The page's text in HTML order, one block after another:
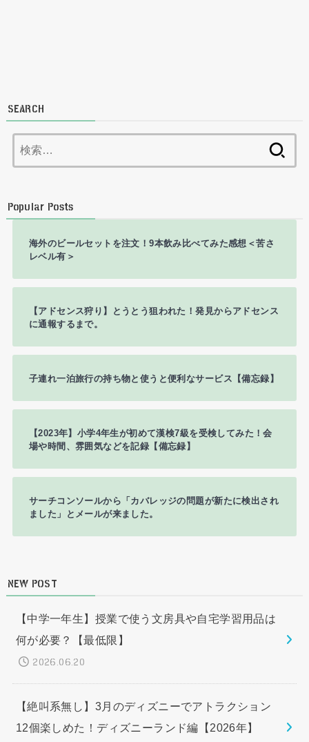
SEARCH
索:
Popular Posts
海外のビールセットを注文！9本飲み比べてみた感想＜苦さ
レベル有＞
【アドセンス狩り】とうとう狙われた！発見からアドセンス
に通報するまで。
子連れ一泊旅行の持ち物と使うと便利なサービス【備忘録】
【2023年】小学4年生が初めて漢検7級を受検してみた！会
場や時間、雰囲気などを記録【備忘録】
サーチコンソールから「カバレッジの問題が新たに検出され
ました」とメールが来ました。
NEW POST
【中学一年生】授業で使う文房具や自宅学習用品は
何が必要？【最低限】
2026.06.20
【絶叫系無し】3月のディズニーでアトラクション
12個楽しめた！ディズニーランド編【2026年】